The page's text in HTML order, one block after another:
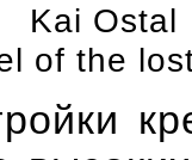
Kai Ostal
of the